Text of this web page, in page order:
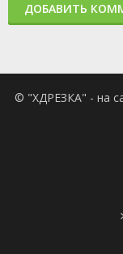
ДОБАВИТЬ
© "ХДРЕЗКА" - на